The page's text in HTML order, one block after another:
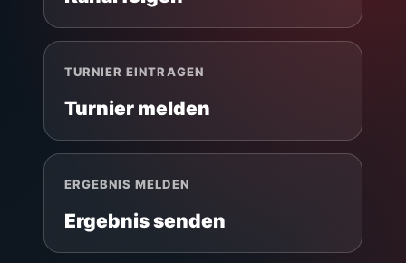
TURNIER EINTRAGEN
Turnier melden
ERGEBNIS MELDEN
Ergebnis senden